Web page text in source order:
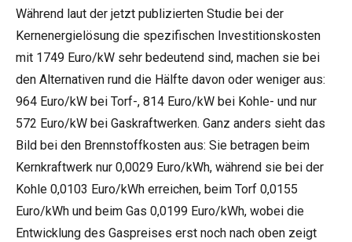
Während laut der jetzt publizierten Studie bei der
Kernenergielösung die spezifischen Investitionskosten
mit 1749 Euro/kW sehr bedeutend sind, machen sie bei
den Alternativen rund die Hälfte davon oder weniger aus:
964 Euro/kW bei Torf-, 814 Euro/kW bei Kohle- und nur
572 Euro/kW bei Gaskraftwerken. Ganz anders sieht das
Bild bei den Brennstoffkosten aus: Sie betragen beim
Kernkraftwerk nur 0,0029 Euro/kWh, während sie bei der
Kohle 0,0103 Euro/kWh erreichen, beim Torf 0,0155
Euro/kWh und beim Gas 0,0199 Euro/kWh, wobei die
Entwicklung des Gaspreises erst noch nach oben zeigt